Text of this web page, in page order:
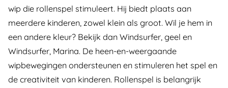
wip die rollenspel stimuleert. Hij biedt plaats aan
meerdere kinderen, zowel klein als groot. Wil je hem in
een andere kleur? Bekijk dan Windsurfer, geel en
Windsurfer, Marina. De heen-en-weergaande
wipbewegingen ondersteunen en stimuleren het spel en
de creativiteit van kinderen. Rollenspel is belangrijk